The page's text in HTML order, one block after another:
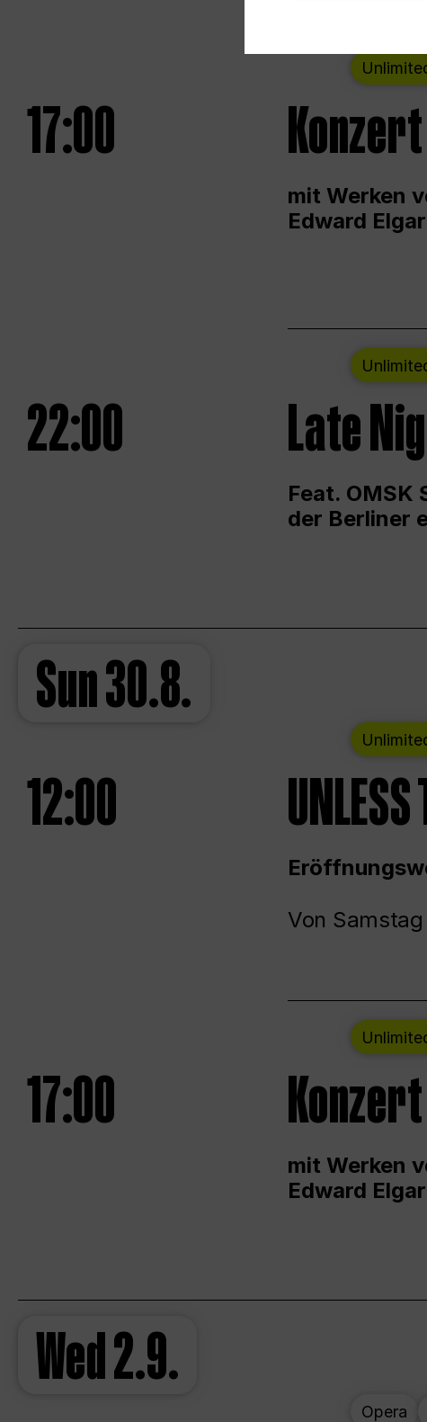
17:00
mit Werken
Edward
22:00 Late
Feat. OMSK
der Berliner
Sun30.8.
12:00 UNLESS
Von
17:00
mit Werken
Edward
Wed2.9.
Opera